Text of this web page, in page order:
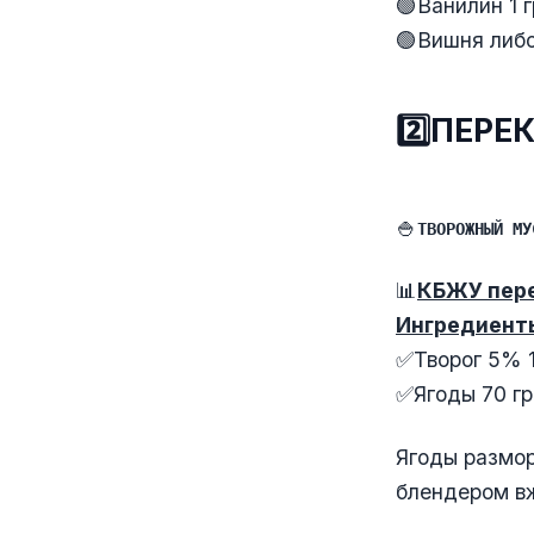
🟢Ванилин 1
🟢Вишня
🍚ТВОРОЖНЫЙ
📊 КБЖУ
✅Творог 5%
✅Ягоды 70
Ягоды
блендером